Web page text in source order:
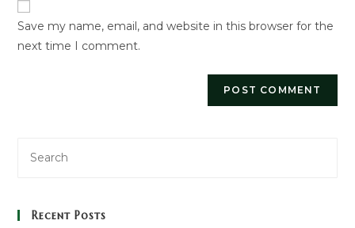
URL
(optional)
Save my name, email, and website in this browser for the
next time I comment.
Recent Posts